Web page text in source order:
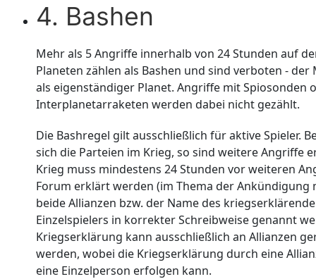
4. Bashen
Mehr als 5 Angriffe innerhalb von 24 Stunden auf
Planeten zählen als Bashen und sind verboten - der
als eigenständiger Planet. Angriffe mit Spiosonden
Interplanetarraketen werden dabei nicht gezählt.
Die Bashregel gilt ausschließlich für aktive Spieler.
sich die Parteien im Krieg, so sind weitere Angriffe
Krieg muss mindestens 24 Stunden vor weiteren
Forum erklärt werden (im Thema der Ankündigung
beide Allianzen bzw. der Name des
Einzelspielers in korrekter Schreibweise genannt
Kriegserklärung kann ausschließlich an Allianzen
werden, wobei die Kriegserklärung durch eine
eine Einzelperson erfolgen kann.